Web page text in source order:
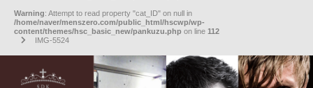
Warning: Attempt to read property "cat_ID" on null in
/home/naver/menszero.com/public_html/hscwp/wp-
content/themes/hsc_basic_new/pankuzu.php on line 112
IMG-5524